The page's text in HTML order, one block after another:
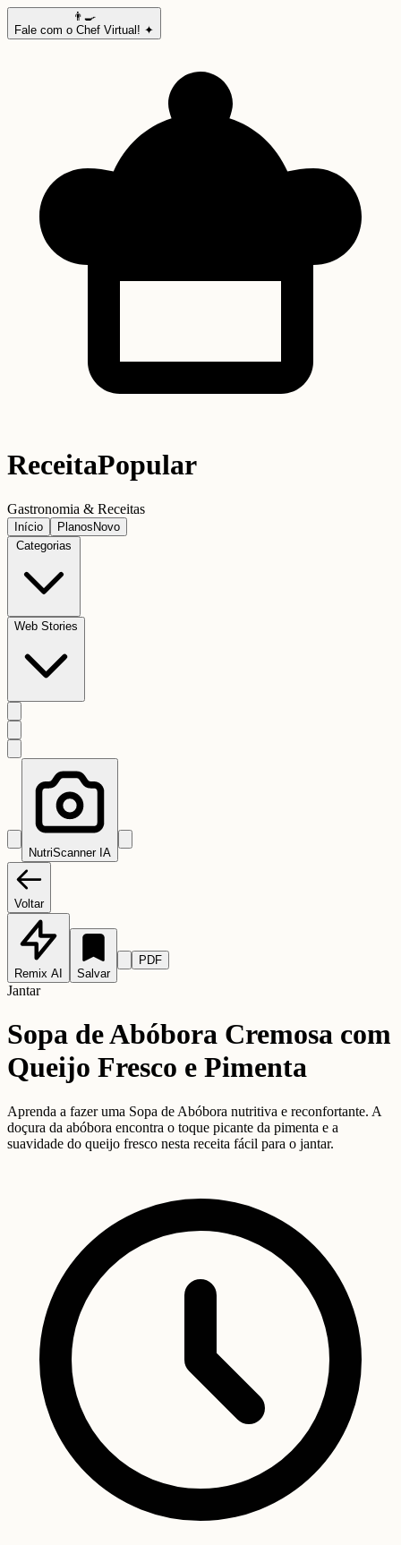
👨‍🍳
Fale com o Chef Virtual! ✦
ReceitaPopular
Gastronomia & Receitas
Início Planos Novo
Categorias
Web Stories
NutriScanner IA
Voltar
Remix AI Salvar
PDF
Jantar
Sopa de Abóbora Cremosa com
Queijo Fresco e Pimenta
Aprenda a fazer uma Sopa de Abóbora nutritiva e reconfortante. A
doçura da abóbora encontra o toque picante da pimenta e a
suavidade do queijo fresco nesta receita fácil para o jantar.